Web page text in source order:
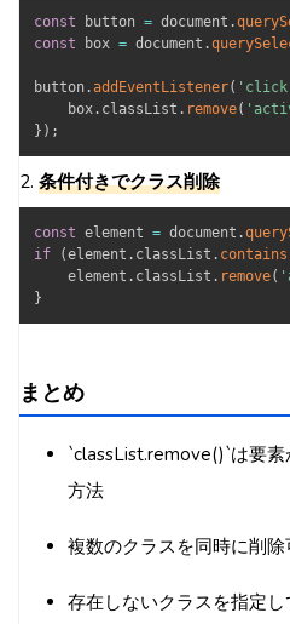
const button = document .
const box = document .
button .addEventListener(
    box
. classList . remove(
} ) ;
2. 条件付きでクラス削除
const element = document .
if
(element . classList . contains
    element
. classList . remove(
}
まとめ
`classList.remove()`は要
方法
複数のクラスを同時に削除
存在しないクラスを指定